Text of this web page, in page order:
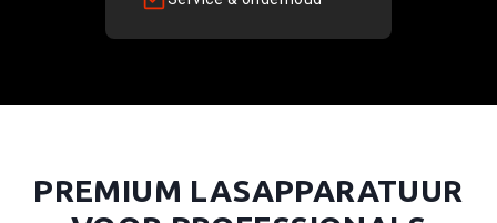
D
PREMIUM LASAPPARATUUR